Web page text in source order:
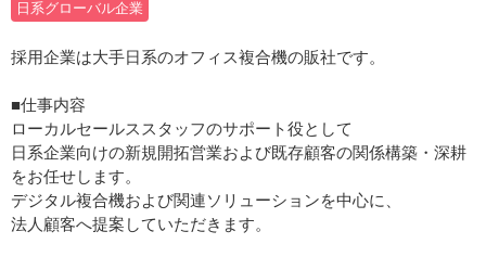
日系グローバル企業
採用企業は大手日系のオフィス複合機の販社です。
■仕事内容
ローカルセールススタッフのサポート役として
日系企業向けの新規開拓営業および既存顧客の関係構築・深耕
をお任せします。
デジタル複合機および関連ソリューションを中心に、
法人顧客へ提案していただきます。